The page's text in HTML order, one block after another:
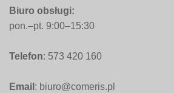
Biuro obsługi:
pon.–pt. 9:00–15:30
Telefon: 573 420 160
Email : biuro@comeris.pl